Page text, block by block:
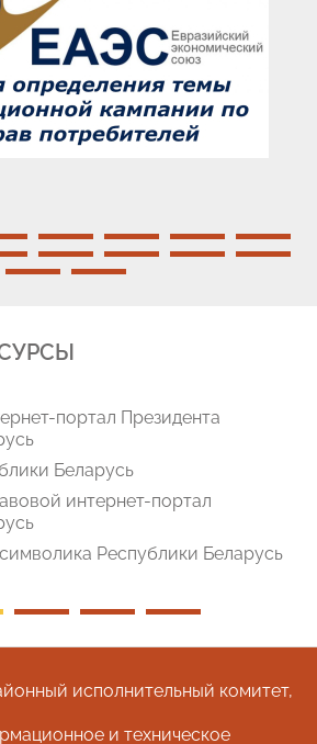
портал Президента
Беларусь
интернет-портал
Республики Беларусь
исполнительный комитет,
и техническое